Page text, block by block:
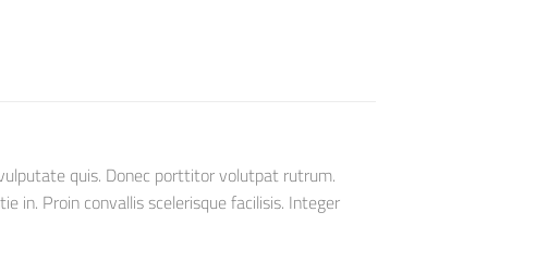
quis. Donec porttitor volutpat rutrum.
in. Proin convallis scelerisque facilisis. Integer